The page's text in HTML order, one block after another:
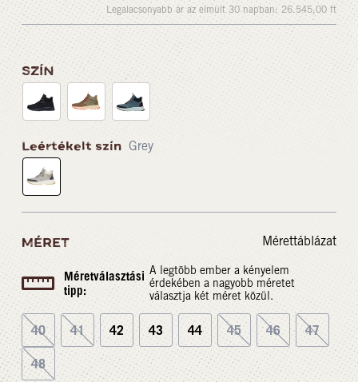
Legalacsonyabb ár az elmúlt 30 napban:26.545,00 ft
SZÍN
Leértékelt szín Grey
MÉRET Mérettáblázat
Méretválasztási
tipp:
A legtöbb ember a kényelem
érdekében a nagyobb méretet
választja két méret közül.
40 41 42 43 44 45 46 47
48